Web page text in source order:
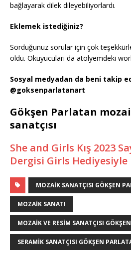
bağlayarak dilek dileyebiliyorlardı.
Eklemek istediğiniz?
Sorduğunuz sorular için çok
oldu. Okuyucuları da atölyemdeki
Sosyal medyadan da beni takip
@goksenparlatanart
Gökşen Parlatan
sanatçısı
She and Girls Kış 2023
Dergisi Girls
MOZAIK SANATÇISI GÖKŞEN
MOZAIK SANATI
MOZAIK VE RESIM SANATÇISI
SERAMIK SANATÇISI GÖKŞEN